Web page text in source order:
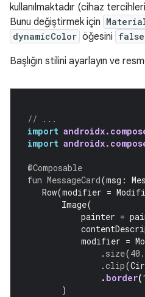
kullanılmaktadır (cihaz
Bunu değiştirmek için
dynamicColor öğesini false
Başlığın stilini ayarlayın ve
// ...
import
import
@Composable
fun MessageCard(msg :
Row(modifier =
Image(
painter =
modifier =
. size(40.
.clip(
. border(
)